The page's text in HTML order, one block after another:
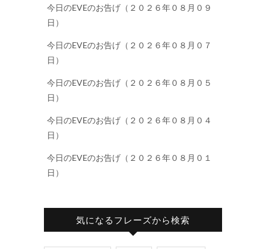
今日のEVEのお告げ（２０２６年０８月０９
日）
今日のEVEのお告げ（２０２６年０８月０７
日）
今日のEVEのお告げ（２０２６年０８月０５
日）
今日のEVEのお告げ（２０２６年０８月０４
日）
今日のEVEのお告げ（２０２６年０８月０１
日）
気になるフレーズから検索